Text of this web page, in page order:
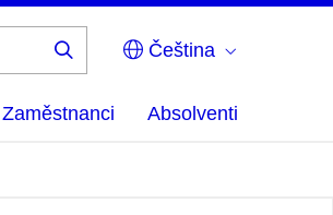
Čeština
Zaměstnanci Absolventi